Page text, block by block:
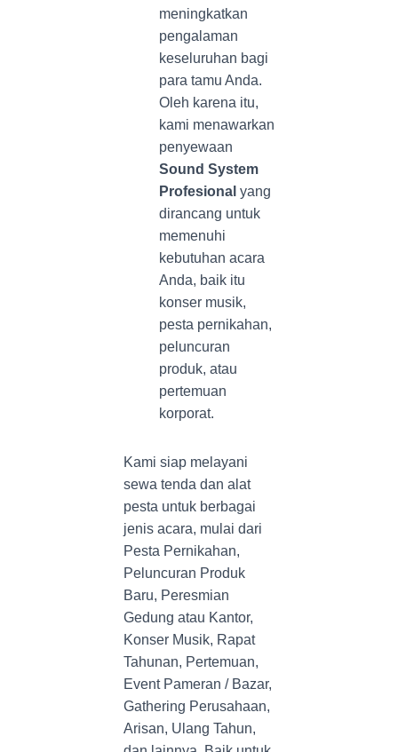
meningkatkan
pengalaman
keseluruhan bagi
para tamu Anda.
Oleh karena itu,
kami menawarkan
penyewaan
Sound System
Profesional yang
dirancang untuk
memenuhi
kebutuhan acara
Anda, baik itu
konser musik,
pesta pernikahan,
peluncuran
produk, atau
pertemuan
korporat.
Kami siap melayani
sewa tenda dan alat
pesta untuk berbagai
jenis acara, mulai dari
Pesta Pernikahan,
Peluncuran Produk
Baru, Peresmian
Gedung atau Kantor,
Konser Musik, Rapat
Tahunan, Pertemuan,
Event Pameran / Bazar,
Gathering Perusahaan,
Arisan, Ulang Tahun,